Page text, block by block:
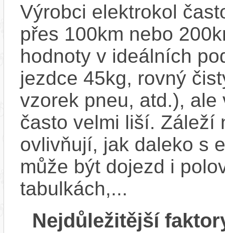
Výrobci elektrokol
přes 100km nebo
hodnoty v ideálních
jezdce 45kg, rovný
vzorek pneu, atd.),
často velmi liší. Záleží
ovlivňují, jak daleko s
může být dojezd i
tabulkách,...
Nejdůležitější